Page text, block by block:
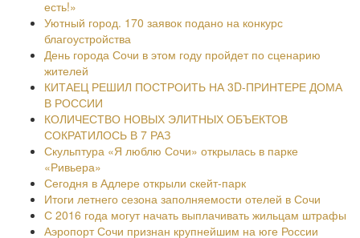
есть!»
Уютный город. 170 заявок подано на конкурс
благоустройства
День города Сочи в этом году пройдет по сценарию
жителей
КИТАЕЦ РЕШИЛ ПОСТРОИТЬ НА 3D-ПРИНТЕРЕ ДОМА
В РОССИИ
КОЛИЧЕСТВО НОВЫХ ЭЛИТНЫХ ОБЪЕКТОВ
СОКРАТИЛОСЬ В 7 РАЗ
Скульптура «Я люблю Сочи» открылась в парке
«Ривьера»
Сегодня в Адлере открыли скейт-парк
Итоги летнего сезона заполняемости отелей в Сочи
С 2016 года могут начать выплачивать жильцам штрафы
Аэропорт Сочи признан крупнейшим на юге России